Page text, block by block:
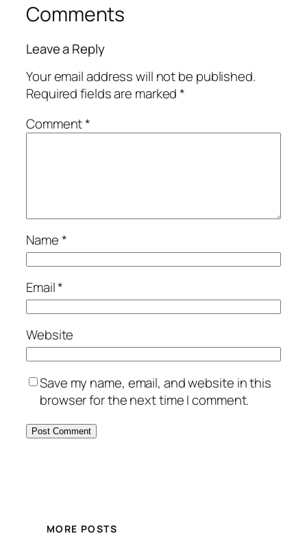
Comments
Leave a Reply
Your email address will not be published.
Required fields are marked*
Comment*
Name*
Email*
Website
Save my name, email, and website in this
browser for the next time I comment.
MORE POSTS